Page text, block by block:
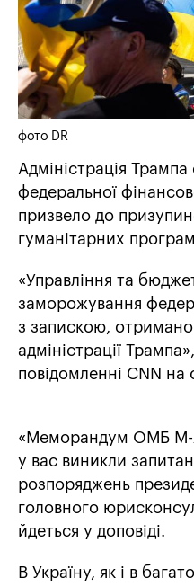
фото DR
Адміністрація
федеральної
призвело до
гуманітарних
«Управління та
заморожування
з запискою,
адміністрації
повідомленні CNN на
«Меморандум ОМБ М-
у вас виникли
розпоряджень
головного
йдеться у доповіді.
В Україну, як і в